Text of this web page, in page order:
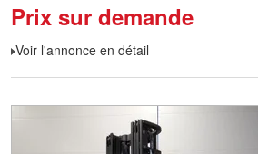
Prix sur demande
Voir l'annonce en détail